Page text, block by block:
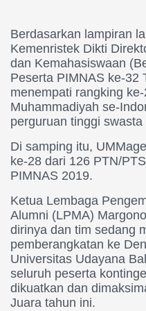
Berdasarkan lampiran
Kemenristek Dikti
dan Kemahasiswaan
Peserta PIMNAS ke-32
menempati rangking
Muhammadiyah se-
perguruan tinggi
Di samping itu,
ke-28 dari 126 PTN/
PIMNAS 2019.
Ketua Lembaga
Alumni (LPMA)
dirinya dan tim sedang
pemberangkatan ke
Universitas Udayana
seluruh peserta
dikuatkan dan
Juara tahun ini.